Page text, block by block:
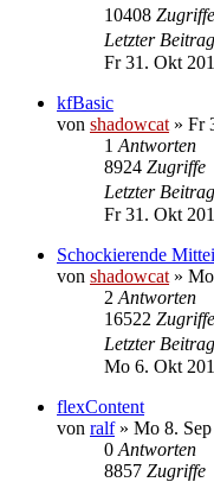
10408 Zugriffe
Letzter Beitrag
Fr 31. Okt
kfBasic
von shadowcat » Fr
1 Antworten
8924 Zugriffe
Letzter Beitrag
Fr 31. Okt
Schockierende
von shadowcat »
2 Antworten
16522 Zugriffe
Letzter Beitrag
Mo 6. Okt
flexContent
von ralf» Mo 8.
0 Antworten
8857 Zugriffe